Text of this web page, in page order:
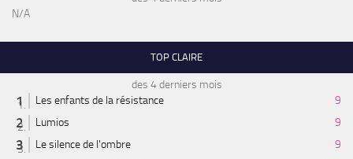
N/A
TOP CLAIRE
des 4 derniers mois
Les enfants de la résistance
9
Lumios
9
Le silence de l'ombre
9